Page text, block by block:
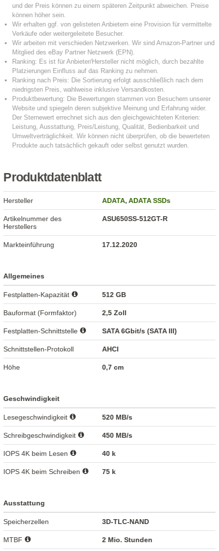
Produktdatenblatt
Hersteller ADATA,ADATA SSDs
Artikelnummer des
Herstellers
ASU650SS-512GT-R
Markteinführung 17.12.2020
Allgemeines
Festplatten-Kapazität 512 GB
Bauformat (Formfaktor) 2,5 Zoll
Festplatten-Schnittstelle SATA 6Gbit/s (SATA III)
Schnittstellen-Protokoll AHCI
Höhe 0,7 cm
Geschwindigkeit
Lesegeschwindigkeit 520 MB/s
Schreibgeschwindigkeit 450 MB/s
IOPS 4K beim Lesen 40 k
IOPS 4K beim Schreiben 75 k
Ausstattung
Speicherzellen 3D-TLC-NAND
MTBF 2 Mio. Stunden